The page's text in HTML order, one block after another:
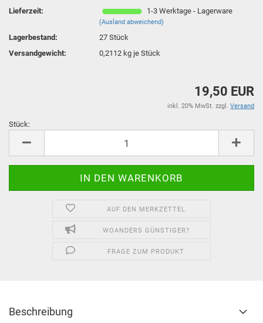
Lieferzeit:
1-3 Werktage - Lagerware
(Ausland abweichend)
Lagerbestand: 27Stück
Versandgewicht:
0,2112 kg je Stück
19,50 EUR
inkl. 20% MwSt. zzgl. Versand
Stück:
AUF DEN MERKZETTEL
WOANDERS GÜNSTIGER?
FRAGE ZUM PRODUKT
Beschreibung